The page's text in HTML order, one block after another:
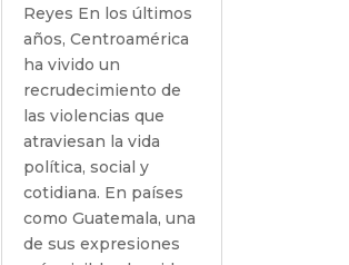
Reyes En los últimos
años, Centroamérica
ha vivido un
recrudecimiento de
las violencias que
atraviesan la vida
política, social y
cotidiana. En países
como Guatemala, una
de sus expresiones